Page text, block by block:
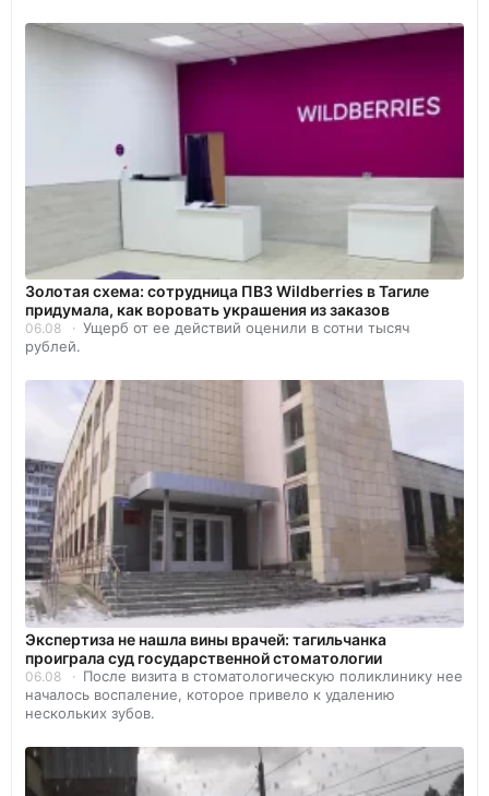
Золотая схема: сотрудница ПВЗ Wildberries в Тагиле
придумала, как воровать украшения из заказов
06.08
Ущерб от ее действий оценили в сотни тысяч
рублей.
Экспертиза не нашла вины врачей: тагильчанка
проиграла суд государственной стоматологии
06.08
После визита в стоматологическую поликлинику нее
началось воспаление, которое привело к удалению
нескольких зубов.